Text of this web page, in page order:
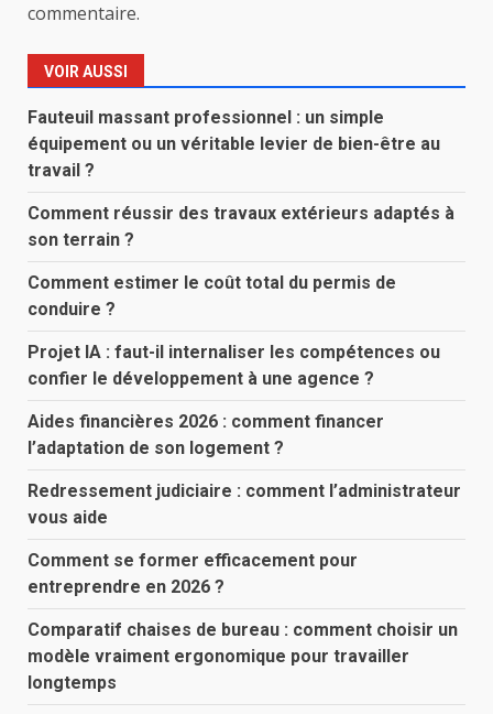
commentaire.
VOIR AUSSI
Fauteuil massant professionnel : un simple
équipement ou un véritable levier de bien-être au
travail ?
Comment réussir des travaux extérieurs adaptés à
son terrain ?
Comment estimer le coût total du permis de
conduire ?
Projet IA : faut-il internaliser les compétences ou
confier le développement à une agence ?
Aides financières 2026 : comment financer
l’adaptation de son logement ?
Redressement judiciaire : comment l’administrateur
vous aide
Comment se former efficacement pour
entreprendre en 2026 ?
Comparatif chaises de bureau : comment choisir un
modèle vraiment ergonomique pour travailler
longtemps